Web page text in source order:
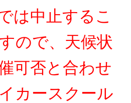
は中止するこ
ので、天候状
可否と合わせ
カースクール